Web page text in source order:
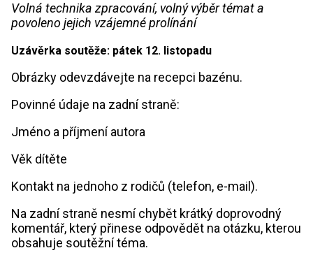
Volná technika zpracování, volný výběr témat a
povoleno jejich vzájemné prolínání
Uzávěrka soutěže: pátek 12. listopadu
Obrázky odevzdávejte na recepci bazénu.
Povinné údaje na zadní straně:
Jméno a příjmení autora
Věk dítěte
Kontakt na jednoho z rodičů (telefon, e-mail).
Na zadní straně nesmí chybět krátký doprovodný
komentář, který přinese odpovědět na otázku, kterou
obsahuje soutěžní téma.